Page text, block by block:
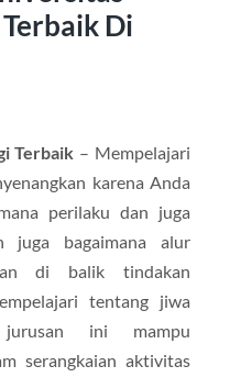
Di
Terbaik – Mempelajari
karena Anda
perilaku dan juga
juga bagaimana alur
di balik tindakan
tentang jiwa
ini mampu
serangkaian aktivitas